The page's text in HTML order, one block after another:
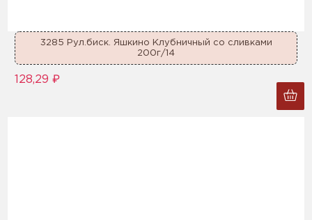
3285 Рул.биск. Яшкино Клубничный со сливками
200г/14
128,29 ₽